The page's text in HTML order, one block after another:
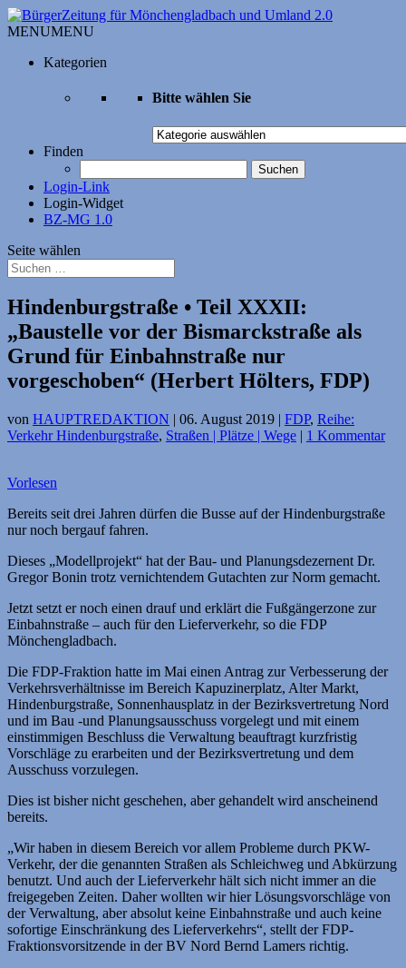
MENUMENU
Kategorien
Bitte wählen Sie
Bitte
Sie
Finden
nach:
Login-Link
Login-Widget
BZ-MG 1.0
Seite wählen
Hindenburgstraße • Teil XXXII:
„Baustelle vor der Bismarckstraße als
Grund für Einbahnstraße nur
vorgeschoben“ (Herbert Hölters, FDP)
von HAUPTREDAKTION | 06. August 2019 | FDP, Reihe:
Verkehr Hindenburgstraße, Straßen | Plätze | Wege | 1 Kommentar
Vorlesen
Bereits seit drei Jahren dürfen die Busse auf der Hindenburgstraße
nur noch bergauf fahren.
Dieses „Modellprojekt“ hat der Bau- und Planungsdezernent Dr.
Gregor Bonin trotz vernichtendem Gutachten zur Norm gemacht.
Jetzt setzt er noch einen drauf und erklärt die Fußgängerzone zur
Einbahnstraße – auch für den Lieferverkehr, so die FDP
Mönchengladbach.
Die FDP-Fraktion hatte im Mai einen Antrag zur Verbesserung der
Verkehrsverhältnisse im Bereich Kapuzinerplatz, Alter Markt,
Hindenburgstraße, Sonnenhausplatz in der Bezirksvertretung Nord
und im Bau -und Planungsausschuss vorgelegt und mit einem
einstimmigen Beschluss die Verwaltung beauftragt kurzfristig
Vorschläge zu erarbeiten und der Bezirksvertretung und dem
Ausschuss vorzulegen.
Dies ist bisher nicht geschehen, aber gehandelt wird anscheinend
bereits.
„Wir haben in diesem Bereich vor allem Probleme durch PKW-
Verkehr, der die genannten Straßen als Schleichweg und Abkürzung
benutzt. Und auch der Lieferverkehr hält sich nicht immer an die
freigegeben Zeiten. Daher wollten wir hier Lösungsvorschläge von
der Verwaltung, aber absolut keine Einbahnstraße und auch keine
sofortige Einschränkung des Lieferverkehrs“, stellt der FDP-
Fraktionsvorsitzende in der BV Nord Bernd Lamers richtig.